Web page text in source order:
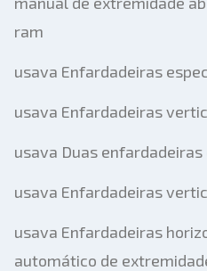
ram
usava Enfardadeiras
usava Enfardadeiras
usava Duas
usava Enfardadeiras
usava Enfardadeiras
automático de